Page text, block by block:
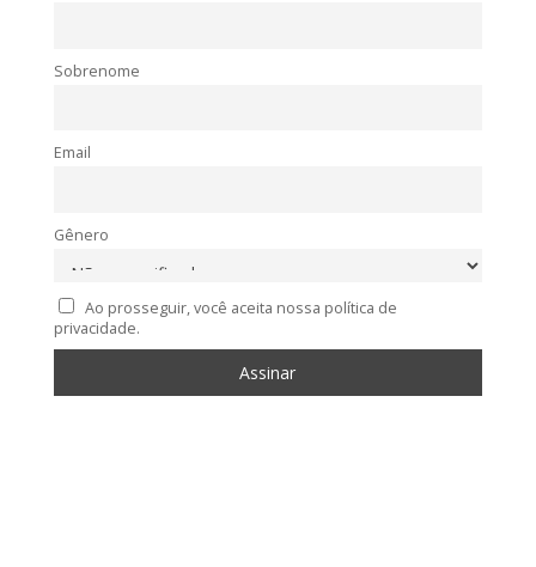
Sobrenome
Email
Gênero
Ao prosseguir, você aceita nossa política de
privacidade.